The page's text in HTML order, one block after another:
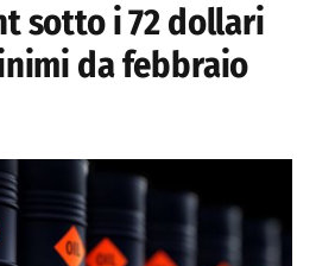
sotto i 72 dollari
da febbraio